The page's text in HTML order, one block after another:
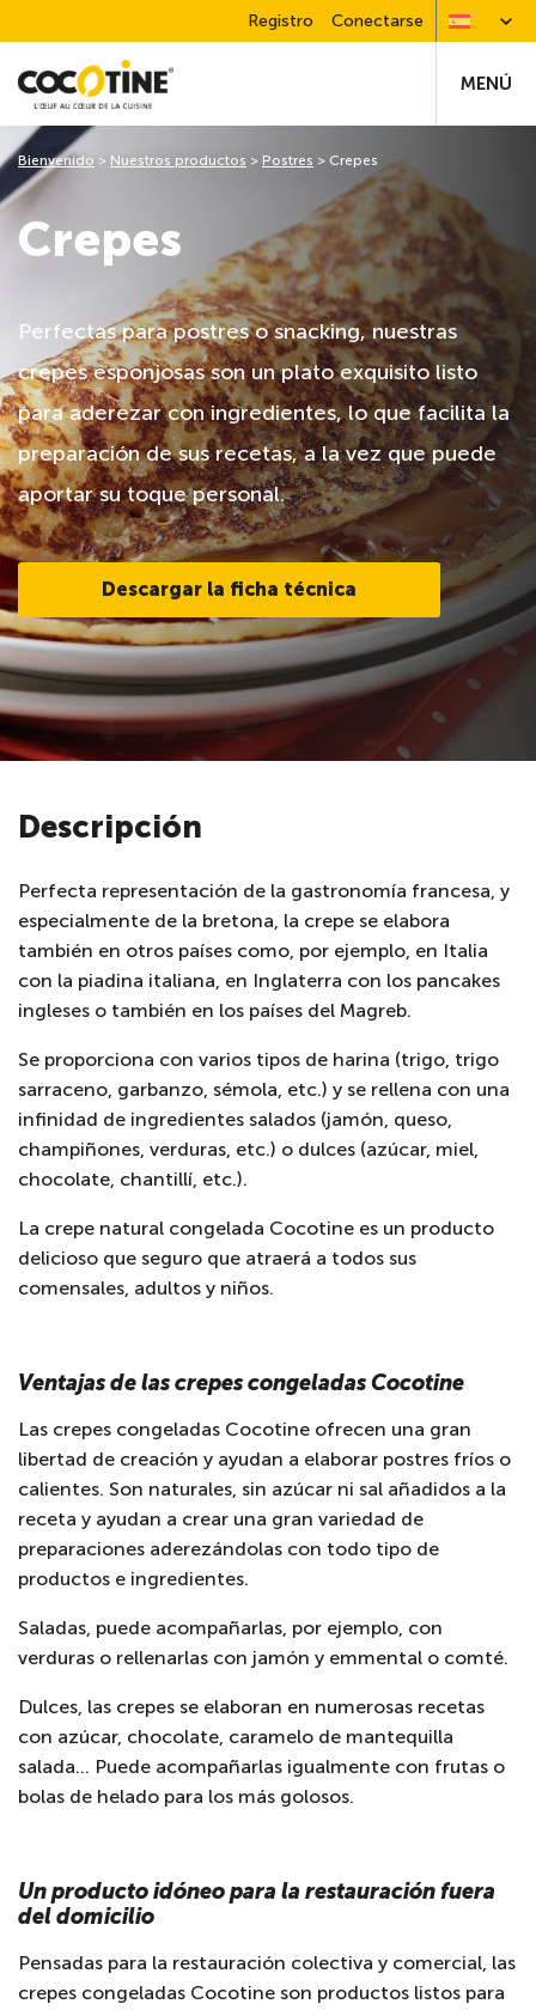
Registro Conectarse
MENÚ
Crepes
Perfectas para postres o snacking, nuestras
crepes esponjosas son un plato exquisito listo
para aderezar con ingredientes, lo que facilita la
preparación de sus recetas, a la vez que puede
aportar su toque personal.
Descargar la ficha técnica
Bienvenido > Nuestros productos > Postres > Crepes
Descripción
Perfecta representación de la gastronomía francesa, y
especialmente de la bretona, la crepe se elabora
también en otros países como, por ejemplo, en Italia
con la piadina italiana, en Inglaterra con los pancakes
ingleses o también en los países del Magreb.
Se proporciona con varios tipos de harina (trigo, trigo
sarraceno, garbanzo, sémola, etc.) y se rellena con una
infinidad de ingredientes salados (jamón, queso,
champiñones, verduras, etc.) o dulces (azúcar, miel,
chocolate, chantillí, etc.).
La crepe natural congelada Cocotine es un producto
delicioso que seguro que atraerá a todos sus
comensales, adultos y niños.
Ventajas de las crepes congeladas Cocotine
Las crepes congeladas Cocotine ofrecen una gran
libertad de creación y ayudan a elaborar postres fríos o
calientes. Son naturales, sin azúcar ni sal añadidos a la
receta y ayudan a crear una gran variedad de
preparaciones aderezándolas con todo tipo de
productos e ingredientes.
Saladas, puede acompañarlas, por ejemplo, con
verduras o rellenarlas con jamón y emmental o comté.
Dulces, las crepes se elaboran en numerosas recetas
con azúcar, chocolate, caramelo de mantequilla
salada… Puede acompañarlas igualmente con frutas o
bolas de helado para los más golosos.
Un producto idóneo para la restauración fuera
del domicilio
Pensadas para la restauración colectiva y comercial, las
crepes congeladas Cocotine son productos listos para